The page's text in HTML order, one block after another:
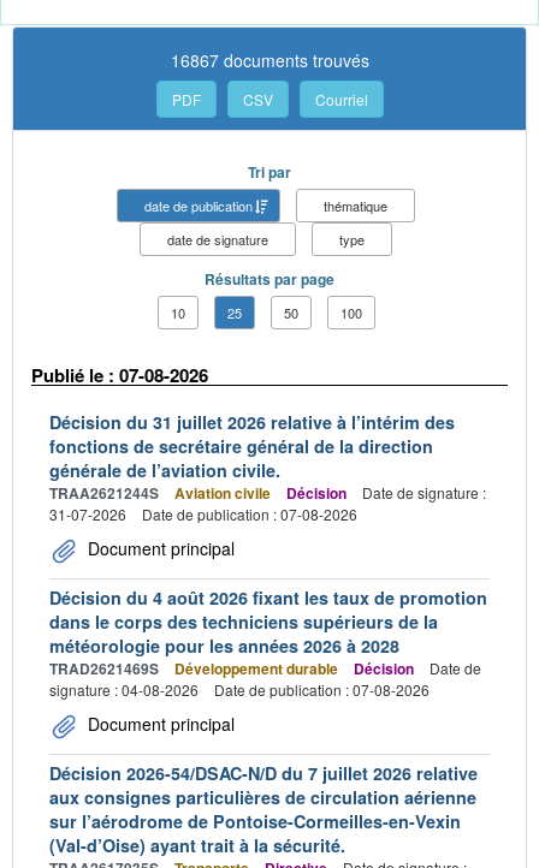
16867 documents trouvés
PDF CSV Courriel
Tri par
date de publication
thématique
date de signature
type
Résultats par page
10 25 50 100
Publié le : 07-08-2026
Décision du 31 juillet 2026 relative à l’intérim des
fonctions de secrétaire général de la direction
générale de l’aviation civile.
TRAA2621244S Aviation civile Décision
Date de signature :
31-07-2026
Date de publication : 07-08-2026
Document principal
Décision du 4 août 2026 fixant les taux de promotion
dans le corps des techniciens supérieurs de la
météorologie pour les années 2026 à 2028
TRAD2621469S Développement durable Décision
Date de
signature : 04-08-2026
Date de publication : 07-08-2026
Document principal
Décision 2026-54/DSAC-N/D du 7 juillet 2026 relative
aux consignes particulières de circulation aérienne
sur l’aérodrome de Pontoise-Cormeilles-en-Vexin
(Val-d’Oise) ayant trait à la sécurité.